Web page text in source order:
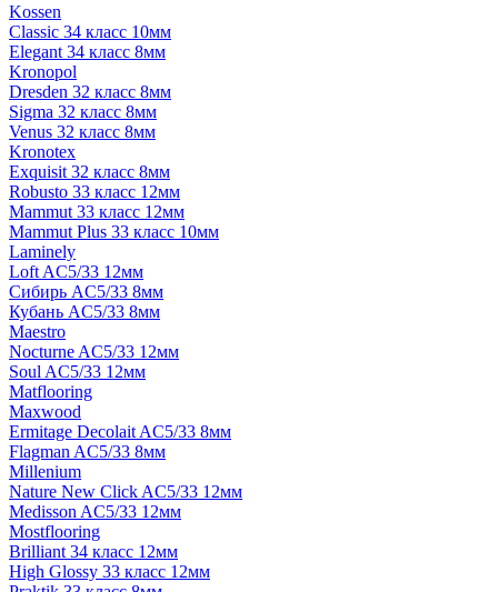
Kossen
Classic 34 класс 10мм
Elegant 34 класс 8мм
Kronopol
Dresden 32 класс 8мм
Sigma 32 класс 8мм
Venus 32 класс 8мм
Kronotex
Exquisit 32 класс 8мм
Robusto 33 класс 12мм
Mammut 33 класс 12мм
Mammut Plus 33 класс 10мм
Laminely
Loft AC5/33 12мм
Сибирь AC5/33 8мм
Кубань AC5/33 8мм
Maestro
Nocturne AC5/33 12мм
Soul AC5/33 12мм
Matflooring
Maxwood
Ermitage Decolait AC5/33 8мм
Flagman AC5/33 8мм
Millenium
Nature New Click AC5/33 12мм
Medisson AC5/33 12мм
Mostflooring
Brilliant 34 класс 12мм
High Glossy 33 класс 12мм